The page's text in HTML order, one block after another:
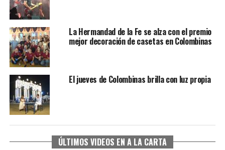
La Hermandad de la Fe se alza con el premio
mejor decoración de casetas en Colombinas
El jueves de Colombinas brilla con luz propia
ÚLTIMOS VIDEOS EN A LA CARTA